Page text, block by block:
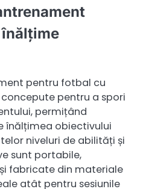
pentru fotbal cu
pentru a spori
permițând
înălțimea obiectivului
niveluri de abilități și
sunt portabile,
fabricate din materiale
atât pentru sesiunile